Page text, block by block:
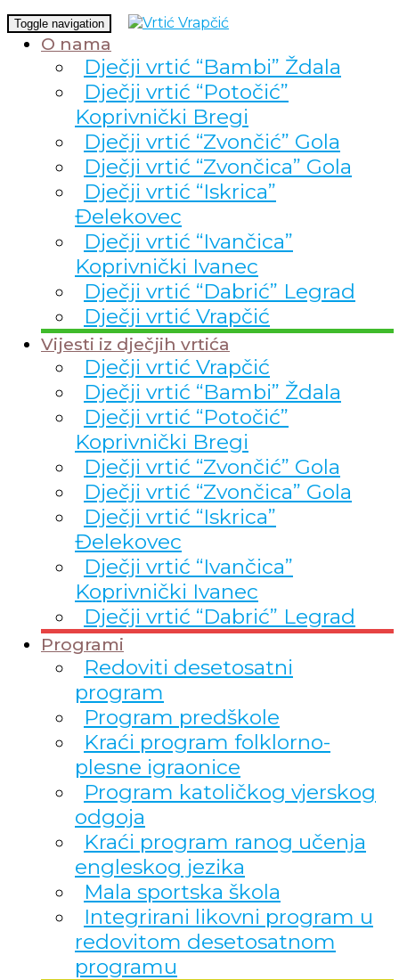
Toggle navigation
O nama
Dječji vrtić “Bambi” Ždala
Dječji vrtić “Potočić”
Koprivnički Bregi
Dječji vrtić “Zvončić” Gola
Dječji vrtić “Zvončica” Gola
Dječji vrtić “Iskrica”
Đelekovec
Dječji vrtić “Ivančica”
Koprivnički Ivanec
Dječji vrtić “Dabrić” Legrad
Dječji vrtić Vrapčić
Vijesti iz dječjih vrtića
Dječji vrtić Vrapčić
Dječji vrtić “Bambi” Ždala
Dječji vrtić “Potočić”
Koprivnički Bregi
Dječji vrtić “Zvončić” Gola
Dječji vrtić “Zvončica” Gola
Dječji vrtić “Iskrica”
Đelekovec
Dječji vrtić “Ivančica”
Koprivnički Ivanec
Dječji vrtić “Dabrić” Legrad
Programi
Redoviti desetosatni
program
Program predškole
Kraći program folklorno-
plesne igraonice
Program katoličkog vjerskog
odgoja
Kraći program ranog učenja
engleskog jezika
Mala sportska škola
Integrirani likovni program u
redovitom desetosatnom
programu